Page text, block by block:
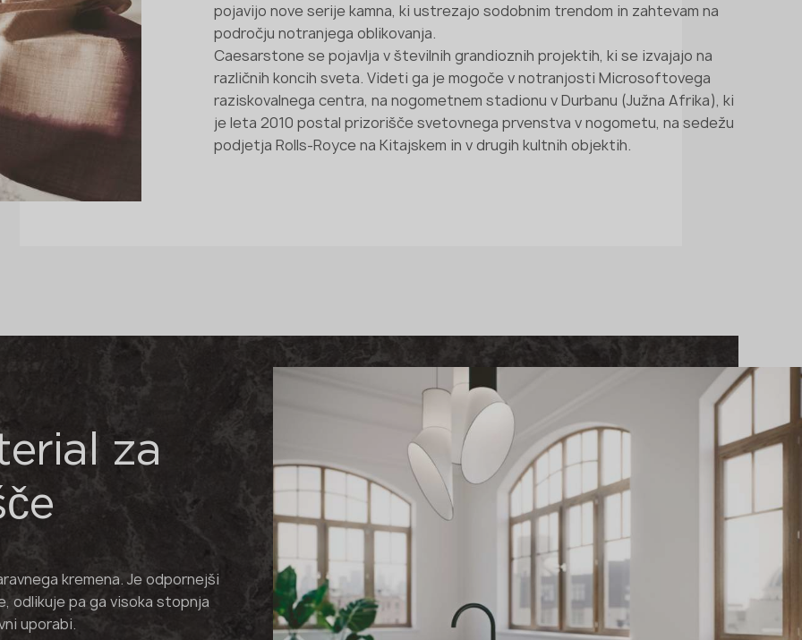
pojavijo nove serije kamna, ki ustrezajo sodobnim trendom in zahtevam na
področju notranjega oblikovanja.
Caesarstone se pojavlja v številnih grandioznih projektih, ki se izvajajo na
različnih koncih sveta. Videti ga je mogoče v notranjosti Microsoftovega
raziskovalnega centra, na nogometnem stadionu v Durbanu (Južna Afrika), ki
je leta 2010 postal prizorišče svetovnega prvenstva v nogometu, na sedežu
podjetja Rolls-Royce na Kitajskem in v drugih kultnih objektih.
za
kremena. Je odpornejši
odlikuje pa ga visoka stopnja
uporabi.